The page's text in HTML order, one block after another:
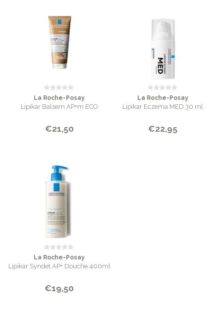
La Roche-Posay
Lipikar Balsem AP+m ECO
€21,50
La Roche-Posay
Lipikar Eczema MED 30 ml
€22,95
La Roche-Posay
Lipikar Syndet AP+ Douche 400ml
€19,50